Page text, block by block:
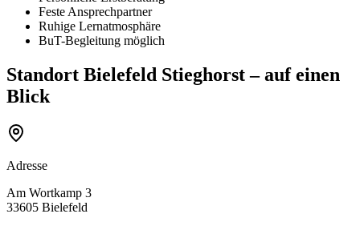
Feste Ansprechpartner
Ruhige Lernatmosphäre
BuT-Begleitung möglich
Standort Bielefeld Stieghorst– auf einen
Blick
Adresse
Am Wortkamp 3
33605 Bielefeld